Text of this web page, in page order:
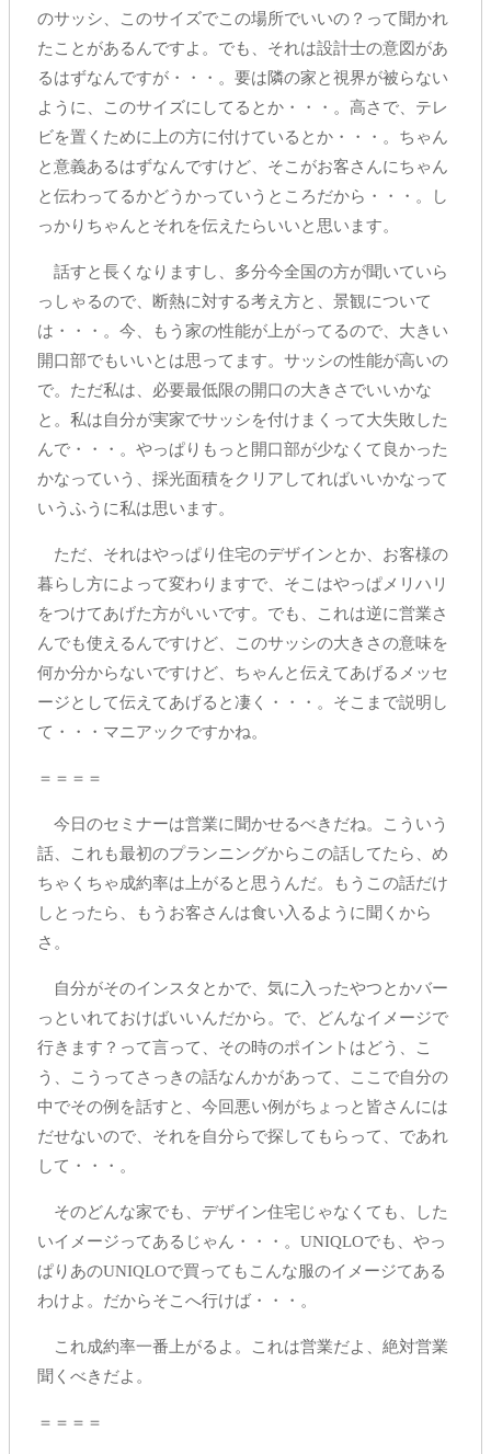
のサッシ、このサイズでこの場所でいいの？って聞かれ
たことがあるんですよ。でも、それは設計士の意図があ
るはずなんですが・・・。要は隣の家と視界が被らない
ように、このサイズにしてるとか・・・。高さで、テレ
ビを置くために上の方に付けているとか・・・。ちゃん
と意義あるはずなんですけど、そこがお客さんにちゃん
と伝わってるかどうかっていうところだから・・・。し
っかりちゃんとそれを伝えたらいいと思います。
話すと長くなりますし、多分今全国の方が聞いていら
っしゃるので、断熱に対する考え方と、景観について
は・・・。今、もう家の性能が上がってるので、大きい
開口部でもいいとは思ってます。サッシの性能が高いの
で。ただ私は、必要最低限の開口の大きさでいいかな
と。私は自分が実家でサッシを付けまくって大失敗した
んで・・・。やっぱりもっと開口部が少なくて良かった
かなっていう、採光面積をクリアしてればいいかなって
いうふうに私は思います。
ただ、それはやっぱり住宅のデザインとか、お客様の
暮らし方によって変わりますで、そこはやっぱメリハリ
をつけてあげた方がいいです。でも、これは逆に営業さ
んでも使えるんですけど、このサッシの大きさの意味を
何か分からないですけど、ちゃんと伝えてあげるメッセ
ージとして伝えてあげると凄く・・・。そこまで説明し
て・・・マニアックですかね。
＝＝＝＝
今日のセミナーは営業に聞かせるべきだね。こういう
話、これも最初のプランニングからこの話してたら、め
ちゃくちゃ成約率は上がると思うんだ。もうこの話だけ
しとったら、もうお客さんは食い入るように聞くから
さ。
自分がそのインスタとかで、気に入ったやつとかバー
っといれておけばいいんだから。で、どんなイメージで
行きます？って言って、その時のポイントはどう、こ
う、こうってさっきの話なんかがあって、ここで自分の
中でその例を話すと、今回悪い例がちょっと皆さんには
だせないので、それを自分らで探してもらって、であれ
して・・・。
そのどんな家でも、デザイン住宅じゃなくても、した
いイメージってあるじゃん・・・。UNIQLOでも、やっ
ぱりあのUNIQLOで買ってもこんな服のイメージてある
わけよ。だからそこへ行けば・・・。
これ成約率一番上がるよ。これは営業だよ、絶対営業
聞くべきだよ。
＝＝＝＝